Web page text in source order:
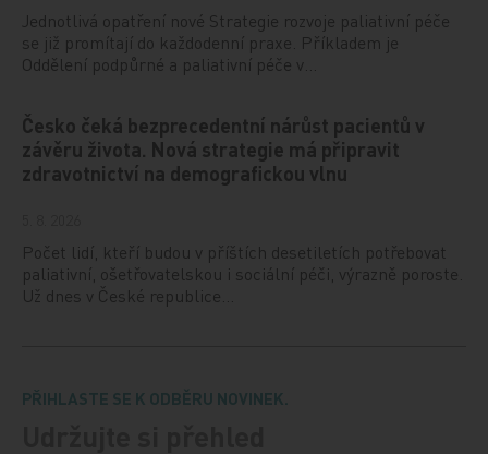
Jednotlivá opatření nové Strategie rozvoje paliativní péče
se již promítají do každodenní praxe. Příkladem je
Oddělení podpůrné a paliativní péče v…
Česko čeká bezprecedentní nárůst pacientů v
závěru života. Nová strategie má připravit
zdravotnictví na demografickou vlnu
Počet lidí, kteří budou v příštích desetiletích potřebovat
paliativní, ošetřovatelskou i sociální péči, výrazně poroste.
Už dnes v České republice…
PŘIHLASTE SE K ODBĚRU NOVINEK.